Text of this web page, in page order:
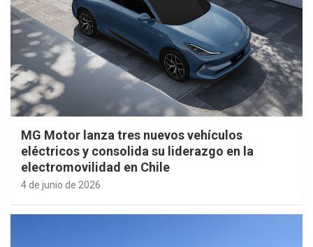
MG Motor lanza tres nuevos vehículos
eléctricos y consolida su liderazgo en la
electromovilidad en Chile
4 de junio de 2026